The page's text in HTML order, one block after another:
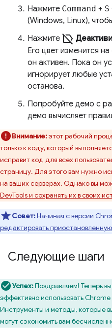
Нажмите Command + S
(Windows, Linux),
Нажмите label_off
Его цвет изменится
он активен. Пока он
игнорирует любые
останова.
Попробуйте демо с
демо вычисляет
Внимание:этот рабочий
только к коду, который
исправит код для всех
страницу. Для этого вам нужно
на ваших серверах. Однако вы
DevTools и сохранять их в своих
Совет:Начиная с версии
редактировать
Следующие шаги
Успех:Поздравляем! Теперь
эффективно использовать
Инструменты и методы, которые
могут сэкономить вам